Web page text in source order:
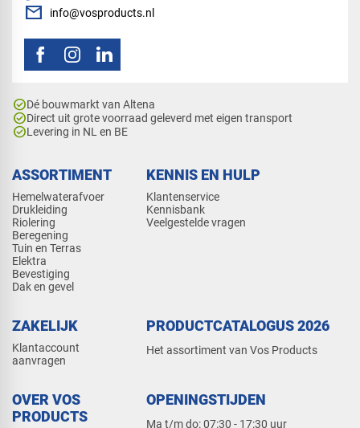
ASSORTIMENT
Hemelwaterafvoer
Drukleiding
Riolering
Beregening
Tuin en Terras
Elektra
Bevestiging
Dak en gevel
KENNIS EN HULP
Klantenservice
Kennisbank
Veelgestelde vragen
ZAKELIJK
Klantaccount
aanvragen
PRODUCTCATALOGUS 2026
Het assortiment van Vos Products
OVER VOS
PRODUCTS
OPENINGSTIJDEN
Ma t/m do: 07:30 - 17:30 uur
mail info@vosproducts.nl
check_circleDé bouwmarkt van Altena
check_circleDirect uit grote voorraad geleverd met eigen transport
check_circleLevering in NL en BE